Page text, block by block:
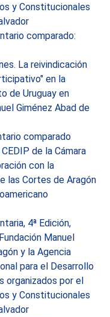
y Constitucionales
comparado:
La reivindicación
en la
de Uruguay en
Giménez Abad de
comparado
de la Cámara
con la
las Cortes de Aragón
4ª Edición,
Manuel
y la Agencia
para el Desarrollo
organizados por el
y Constitucionales